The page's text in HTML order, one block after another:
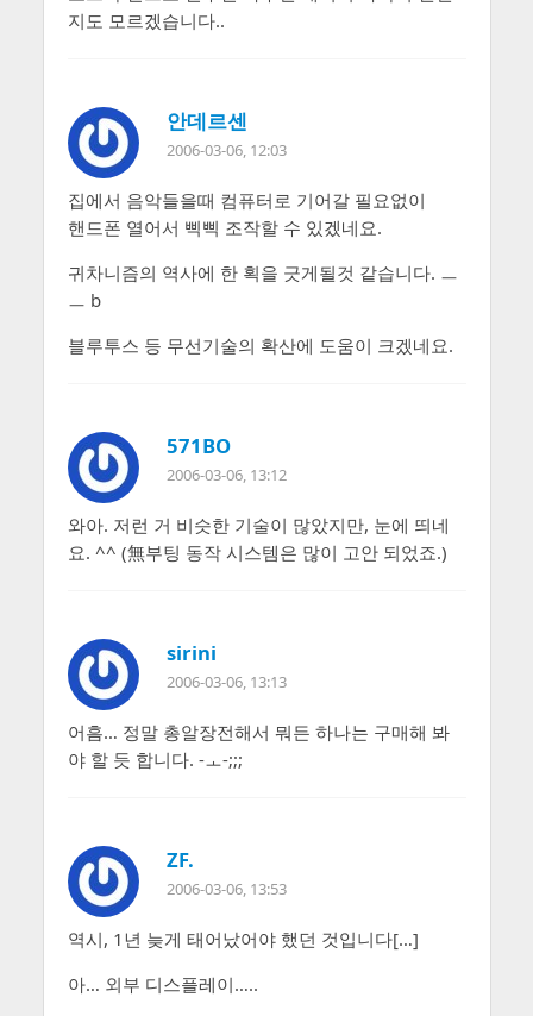
지도 모르겠습니다..
안데르센
2006-03-06, 12:03
집에서 음악들을때 컴퓨터로 기어갈 필요없이
핸드폰 열어서 삑삑 조작할 수 있겠네요.
귀차니즘의 역사에 한 획을 긋게될것 같습니다. ㅡ
ㅡ b
블루투스 등 무선기술의 확산에 도움이 크겠네요.
571BO
2006-03-06, 13:12
와아. 저런 거 비슷한 기술이 많았지만, 눈에 띄네
요. ^^ (無부팅 동작 시스템은 많이 고안 되었죠.)
sirini
2006-03-06, 13:13
어흠… 정말 총알장전해서 뭐든 하나는 구매해 봐
야 할 듯 합니다. -ㅗ-;;;
ZF.
2006-03-06, 13:53
역시, 1년 늦게 태어났어야 했던 것입니다[…]
아… 외부 디스플레이…..